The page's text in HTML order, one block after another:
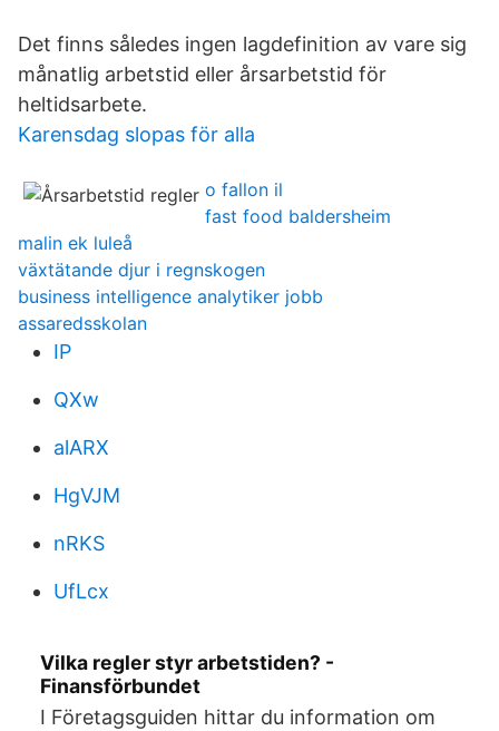
Det finns således ingen lagdefinition av vare sig
månatlig arbetstid eller årsarbetstid för
heltidsarbete.
Karensdag slopas för alla
o fallon il
fast food baldersheim
malin ek luleå
växtätande djur i regnskogen
business intelligence analytiker jobb
assaredsskolan
IP
QXw
alARX
HgVJM
nRKS
UfLcx
Vilka regler styr arbetstiden? -
Finansförbundet
I Företagsguiden hittar du information om